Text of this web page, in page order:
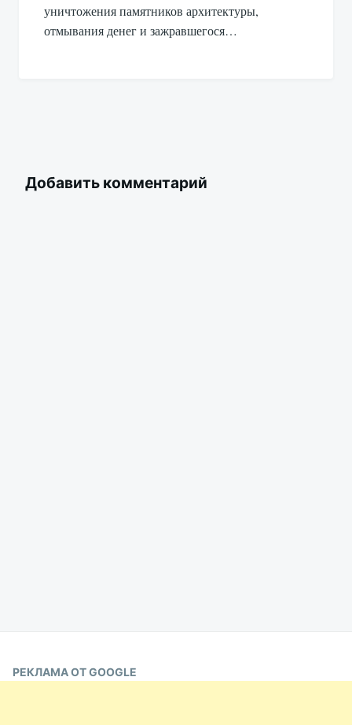
уничтожения памятников архитектуры,
отмывания денег и зажравшегося…
Добавить комментарий
РЕКЛАМА ОТ GOOGLE